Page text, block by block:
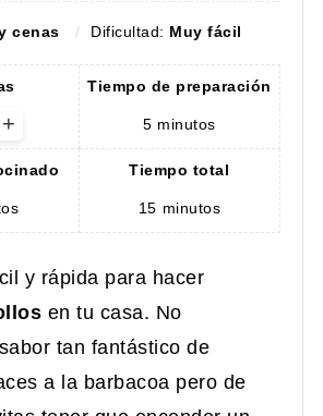
cenas Dificultad: Muy fácil
+
Tiempo de preparación
5 minutos
Tiempo total
15 minutos
y rápida para hacer
en tu casa. No
tan fantástico de
a la barbacoa pero de